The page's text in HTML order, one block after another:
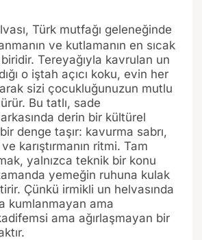
Türk mutfağı geleneğinde
ve kutlamanın en sıcak
Tereyağıyla kavrulan un
o iştah açıcı koku, evin her
sizi çocukluğunuzun mutlu
Bu tatlı, sade
derin bir kültürel
denge taşır: kavurma sabrı,
ve karıştırmanın ritmi. Tam
yalnızca teknik bir konu
yemeğin ruhuna kulak
Çünkü irmikli un helvasında
kumlanmayan ama
ama ağırlaşmayan bir